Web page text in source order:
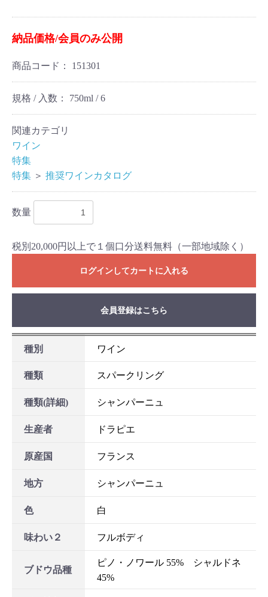
納品価格/会員のみ公開
商品コード： 151301
規格 / 入数： 750ml / 6
関連カテゴリ
ワイン
特集
特集 ＞ 推奨ワインカタログ
数量
税別20,000円以上で１個口分送料無料（一部地域除く）
ログインしてカートに入れる
お買い物を続ける カートへ進む
会員登録はこちら
種別 ワイン
種類 スパークリング
種類(詳細) シャンパーニュ
生産者 ドラピエ
原産国 フランス
地方 シャンパーニュ
色 白
味わい２ フルボディ
ブドウ品種
ピノ・ノワール 55% シャルドネ
45%